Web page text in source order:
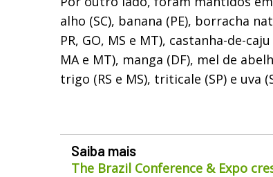
alho (SC), banana (PE), borracha
PR, GO, MS e MT), castanha-de-
MA e MT), manga (DF), mel de
trigo (RS e MS), triticale (SP) e uva
Saiba mais
The Brazil Conference & Expo